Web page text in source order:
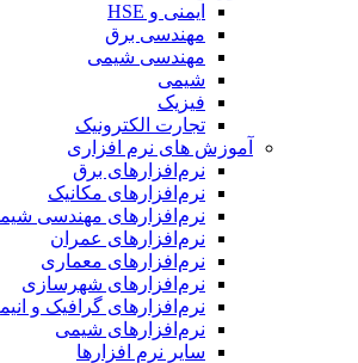
ایمنی و HSE
مهندسی برق
مهندسی شیمی
شیمی
فیزیک
تجارت الکترونیک
آموزش های نرم افزاری
نرم‌افزارهای برق
نرم‌افزارهای مکانیک
نرم‌افزارهای مهندسی شیمی
نرم‌افزارهای عمران
نرم‌افزارهای معماری
نرم‌افزارهای شهرسازی
نرم‌افزارهای گرافیک و انیمیشن
نرم‌افزارهای شیمی
سایر نرم افزارها